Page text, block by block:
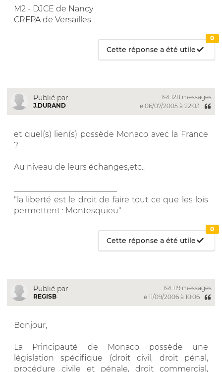
M2 - DJCE de Nancy
CRFPA de Versailles
Cette réponse a été utile
0
Publié par
J.DURAND
128 messages
le 06/07/2005 à 22:03
et quel(s) lien(s) possède Monaco avec la France
?
Au niveau de leurs échanges,etc..
"la liberté est le droit de faire tout ce que les lois
permettent : Montesquieu"
Cette réponse a été utile
0
Publié par
REGISB
119 messages
le 11/09/2006 à 10:06
Bonjour,
La Principauté de Monaco possède une
législation spécifique (droit civil, droit pénal,
procédure civile et pénale, droit commercial,